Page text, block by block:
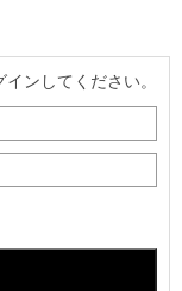
ンしてください。